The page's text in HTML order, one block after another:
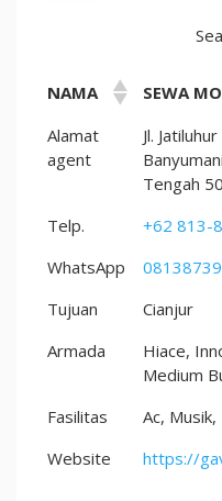
NAMA
SEWA
Alamat
agent
Jl.
Tengah
Telp.
+62 813-
WhatsApp
Tujuan
Cianjur
Armada
Hiace,
Medium
Fasilitas
Ac, Musik,
Website
https://